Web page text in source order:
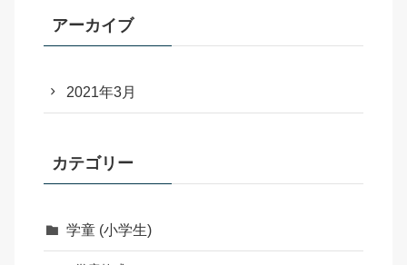
アーカイブ
2021年3月
カテゴリー
学童 (小学生)